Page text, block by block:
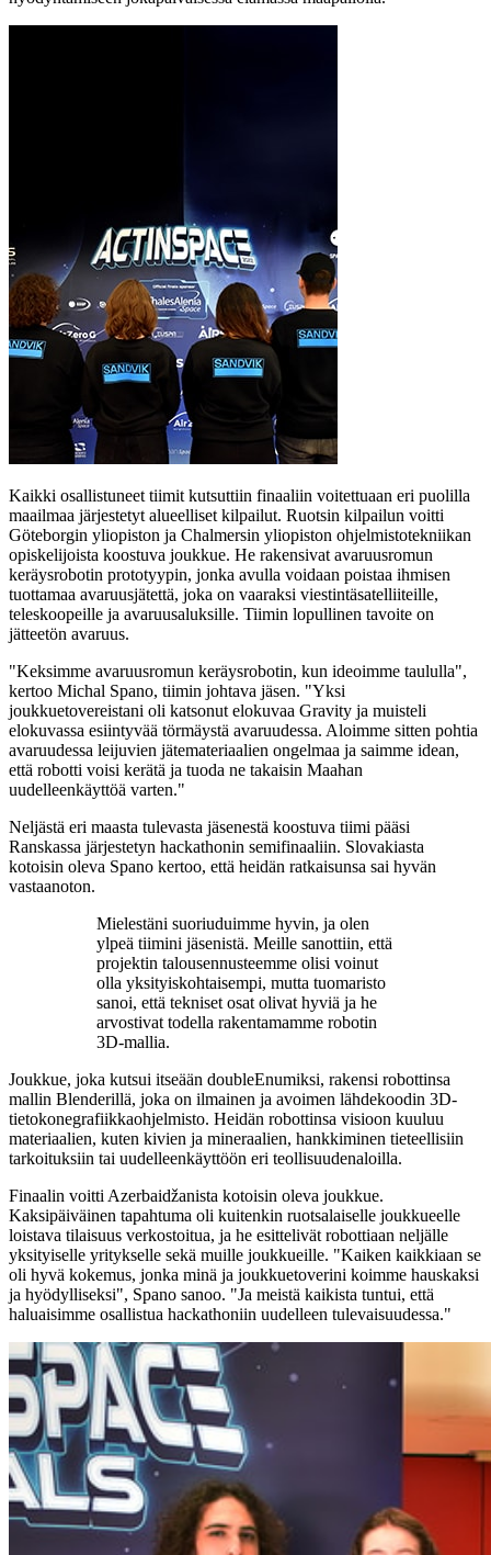
Kaikki osallistuneet tiimit kutsuttiin finaaliin voitettuaan eri puolilla
maailmaa järjestetyt alueelliset kilpailut. Ruotsin kilpailun voitti
Göteborgin yliopiston ja Chalmersin yliopiston ohjelmistotekniikan
opiskelijoista koostuva joukkue. He rakensivat avaruusromun
keräysrobotin prototyypin, jonka avulla voidaan poistaa ihmisen
tuottamaa avaruusjätettä, joka on vaaraksi viestintäsatelliiteille,
teleskoopeille ja avaruusaluksille. Tiimin lopullinen tavoite on
jätteetön avaruus.
"Keksimme avaruusromun keräysrobotin, kun ideoimme taululla",
kertoo Michal Spano, tiimin johtava jäsen. "Yksi
joukkuetovereistani oli katsonut elokuvaa Gravity ja muisteli
elokuvassa esiintyvää törmäystä avaruudessa. Aloimme sitten pohtia
avaruudessa leijuvien jätemateriaalien ongelmaa ja saimme idean,
että robotti voisi kerätä ja tuoda ne takaisin Maahan
uudelleenkäyttöä varten."
Neljästä eri maasta tulevasta jäsenestä koostuva tiimi pääsi
Ranskassa järjestetyn hackathonin semifinaaliin. Slovakiasta
kotoisin oleva Spano kertoo, että heidän ratkaisunsa sai hyvän
vastaanoton.
Mielestäni suoriuduimme hyvin, ja olen
ylpeä tiimini jäsenistä. Meille sanottiin, että
projektin talousennusteemme olisi voinut
olla yksityiskohtaisempi, mutta tuomaristo
sanoi, että tekniset osat olivat hyviä ja he
arvostivat todella rakentamamme robotin
3D-mallia.
Joukkue, joka kutsui itseään doubleEnumiksi, rakensi robottinsa
mallin Blenderillä, joka on ilmainen ja avoimen lähdekoodin 3D-
tietokonegrafiikkaohjelmisto. Heidän robottinsa visioon kuuluu
materiaalien, kuten kivien ja mineraalien, hankkiminen tieteellisiin
tarkoituksiin tai uudelleenkäyttöön eri teollisuudenaloilla.
Finaalin voitti Azerbaidžanista kotoisin oleva joukkue.
Kaksipäiväinen tapahtuma oli kuitenkin ruotsalaiselle joukkueelle
loistava tilaisuus verkostoitua, ja he esittelivät robottiaan neljälle
yksityiselle yritykselle sekä muille joukkueille. "Kaiken kaikkiaan se
oli hyvä kokemus, jonka minä ja joukkuetoverini koimme hauskaksi
ja hyödylliseksi", Spano sanoo. "Ja meistä kaikista tuntui, että
haluaisimme osallistua hackathoniin uudelleen tulevaisuudessa."